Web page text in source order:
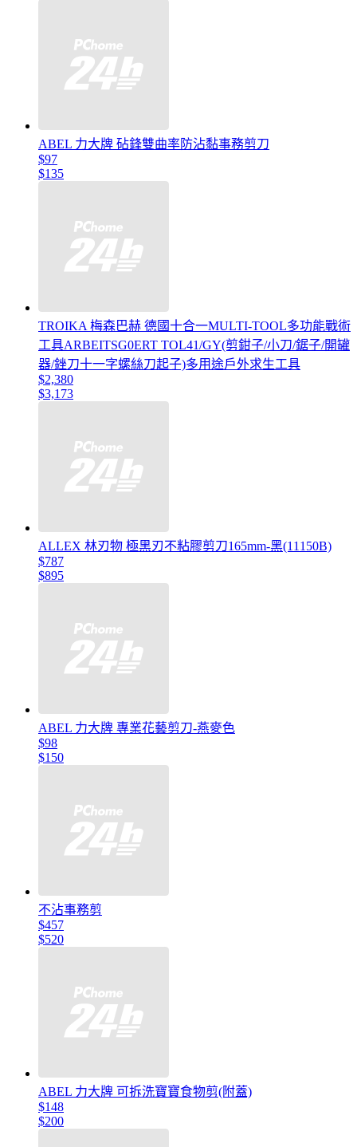
ABEL 力大牌 砧鋒雙曲率防沾黏事務剪刀
$97
$135
TROIKA 梅森巴赫 德國十合一MULTI-TOOL多功能戰術
工具ARBEITSG0ERT TOL41/GY(剪鉗子/小刀/鋸子/開罐
器/銼刀十一字螺絲刀起子)多用途戶外求生工具
$2,380
$3,173
ALLEX 林刃物 極黑刃不粘膠剪刀165mm-黑(11150B)
$787
$895
ABEL 力大牌 專業花藝剪刀-燕麥色
$98
$150
不沾事務剪
$457
$520
ABEL 力大牌 可拆洗寶寶食物剪(附蓋)
$148
$200